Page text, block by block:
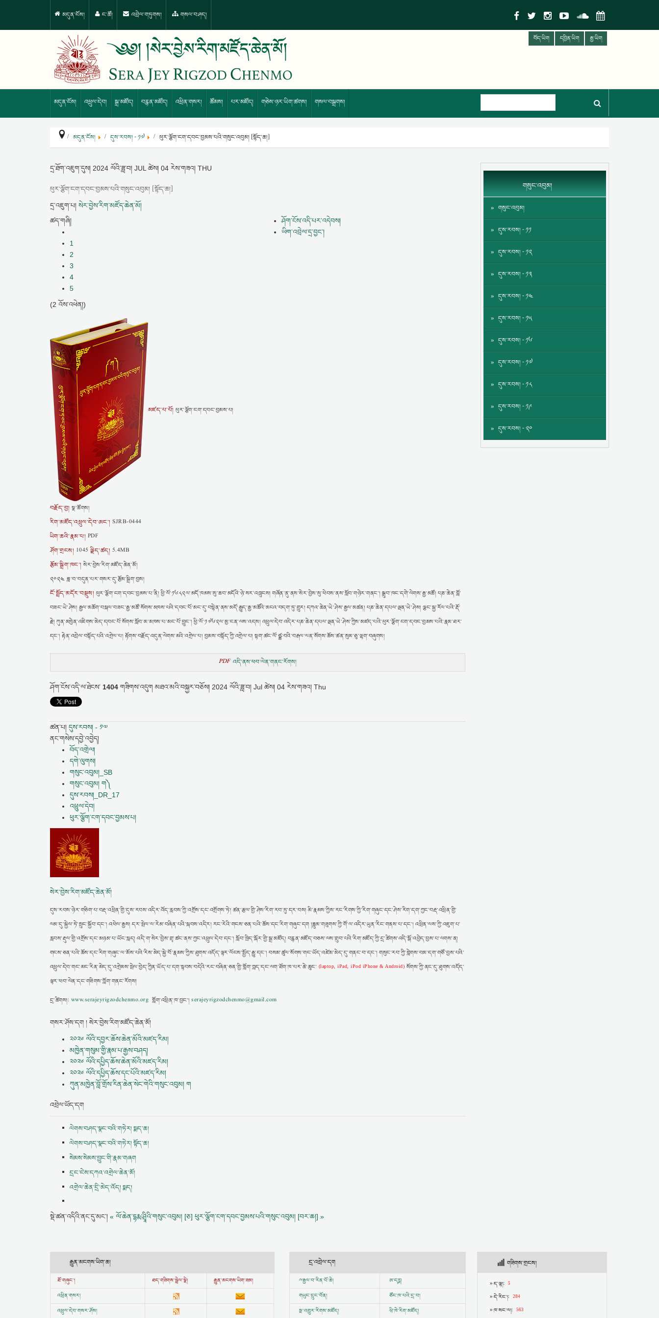
མདུན་ངོས། ང་ཚོ། འབྲེལ་གཏུགས། གསལ་བཤད།
བོད་ཡིག དབྱིན་ཡིག རྒྱ་ཡིག
མདུན་ངོས། འཕྲུལ་དེབ། སྒྲ་མཛོད། བརྙན་མཛོད། འཕྲིན་གསར། ཚོམས། པར་མཛོད། གཅེས་ཉར་ཡིག་ཚགས། གསལ་བསྒྲགས།
མདུན་ངོས། དུས་རབས། - ༡༧ ཕུར་ལྕོག་ངག་དབང་བྱམས་པའི་གསུང་འབུམ། [སྟོད་ཆ།]
དྲ་ཐོག་འཇུག་དུས། 2024 ལོའི་ཟླ་བ། JUL ཚེས། 04 རེས་གཟའ། THU
ཕུར་ལྕོག་ངག་དབང་བྱམས་པའི་གསུང་འབུམ། [སྟོད་ཆ།]
དྲ་འཇུག་པ། སེར་བྱེས་རིག་མཛོད་ཆེན་མོ།
ཤོག་ངོས་འདི་པར་འདེབས།
ཡིག་འབྲེལ་དྲ་བྱང་།
ཚད་གཞི།
1
2
3
4
5
(2 འོས་འཕེན།)
མཛད་པ་པོ།ཕུར་ལྕོག་ངག་དབང་བྱམས་པ།
བརྗོད་བྱ། སྣ་ཚོགས།
རིག་མཛོད་འཕྲུལ་དེབ་ཨང་། SJRB-0444
ཡིག་ཆའི་རྣམ་པ། PDF
ཤོག་གྲངས། 1045ལྗིད་ཚད། 5.4MB
རྩོམ་སྒྲིག་ཁང་། སེར་བྱེས་རིག་མཛོད་ཆེན་མོ།
༢༠༢༤ ཟླ་བ་བདུན་པར་གསར་དུ་རྩོམ་སྒྲིག་བྱས།
ངོ་སྤྲོད་མདོར་བསྡུས། ཕུར་ལྕོག་ངག་དབང་བྱམས་པ་ནི། ཕྱི་ལོ་༡༦༨༢ལ་མདོ་ཁམས་སུ་ཆབ་མདོའི་ཉེ་སར་འཁྲུངས། གཞོན་ནུ་ནས་སེར་བྱེས་སུ་ཕེབས་ནས་སློབ་གཉེར་གནང་། སྒྲུབ་ཁང་དགེ་ལེགས་རྒྱ་མཚོ། པཎ་ཆེན་བློ་
བཟང་ཡེ་ཤེས། རྒྱལ་མཆོག་བསྐལ་བཟང་རྒྱ་མཚོ་སོགས་མཁས་པའི་དབང་པོ་མང་དུ་བསྟེན་ནས་མདོ་རྒྱུད་རྒྱ་མཚོའི་མངའ་བདག་ཏུ་གྱུར། དཀའ་ཆེན་ཡེ་ཤེས་རྒྱལ་མཚན། པཎ་ཆེན་དཔལ་ལྡན་ཡེ་ཤེས། ལྕང་སྐྱ་རོལ་པའི་རྡོ་
རྗེ། ཀུན་མཁྱེན་འཇིགས་མེད་དབང་པོ་སོགས་སློབ་མ་མཁས་པ་མང་པོ་བྱུང་། ཕྱི་ལོ་༡༧༦༢ལ་མྱ་ངན་ལས་འདས། འཕྲུལ་དེབ་འདིར་པཎ་ཆེན་དཔལ་ལྡན་ཡེ་ཤེས་ཀྱིས་མཛད་པའི་ཕུར་ལྕོག་ངག་དབང་བྱམས་པའི་རྣམ་ཐར་
དང་། རྟེན་འབྲེལ་བསྟོད་པའི་འགྲེལ་པ། རྟོགས་བརྗོད་འདུན་ལེགས་མའི་འགྲེལ་པ། བྱམས་བསྟོད་ཀྱི་འགྲེལ་པ། སྟག་ཚང་ལོ་ཙྪ་བའི་བརྒལ་ལན་སོགས་ཆོས་ཚན་སུམ་ཅུ་ལྷག་བཞུགས།
PDF འདི་ནས་ཕབ་ལེན་གནང་རོགས།
ཤོག་ངོས་འདི་ལ་ཐེངས་ 1404 གཟིགས་འདུག མཐའ་མའི་བསྐྱར་བཅོས། 2024 ལོའི་ཟླ་བ། Jul ཚེས། 04 རེས་གཟའ། Thu
ཚན་པ། དུས་རབས། - ༡༧
ནང་གསེས་དབྱེ་འབྱེད།
བོད་འགྲེལ།
དགེ་ལུགས།
གསུང་འབུམ།_SB
གསུང་འབུམ། ག༽
དུས་རབས།_DR_17
འཕྲུལ་དེབ།
ཕུར་ལྕོག་ངག་དབང་བྱམས་པ།
སེར་བྱེས་རིག་མཛོད་ཆེན་མོ།
དུས་རབས་ཉེར་གཅིག་པ་བརྡ་འཕྲིན་གྱི་དུས་རབས་འདིར་འོད་རླབས་ཀྱི་འགྲོས་དང་འགྲོགས་ཏེ། ཚན་རྩལ་གྱི་ཤེས་རིག་རབ་ཏུ་དར་བས། མི་རྣམས་ཀྱིས་རང་རིགས་ཀྱི་རིག་གཞུང་དང་ཤེས་རིག་དག་ཀྱང་བརྡ་འཕྲིན་གྱི་
ལམ་དུ་སྐྱེལ་ཏེ་སྲུང་སྐྱོབ་དང་། འཕེལ་རྒྱས། དར་སྤེལ་ལ་རེམ་བཞིན་པའི་སྐབས་འདིར། རང་རེའི་གངས་ཅན་པའི་ཆོས་དང་རིག་གཞུང་དག །ཟླུམ་གཟུགས་ཀྱི་གོ་ལ་འདིར་ཡུན་རིང་གནས་པ་དང་། འཕྲིན་ལས་ཀྱི་འཇུག་པ་
རླབས་རྡུལ་གྱི་འགྲོས་དང་མཉམ་པ་ཡོང་སླད། འདི་ག་སེར་བྱེས་གྲྭ་ཚང་ནས་ཀྱང་འཕྲུལ་དེབ་དང་། སློབ་ཁྲིད་སྐོར་གྱི་སྒྲ་མཛོད། བརྙན་མཛོད་བཅས་ལས་གྲུབ་པའི་རིག་མཛོད་ཀྱི་དྲ་ཚིགས་འདི་སྒོ་འབྱེད་བྱས་པ་ལགས་ན།
གངས་ཅན་པའི་ཆོས་དང་རིག་གཞུང་ལ་མོས་པའི་རིས་མེད་སྐྱེ་བོ་རྣམས་ཀྱིས་ཐུགས་འདོད་ལྟར་ལོངས་སྤྱོད་རྒྱུ་དང་། བསམ་ཚུལ་སོགས་གང་ཡོད་འཛེམ་མེད་དུ་གནང་བ་དང་། གསུང་རབ་ཀྱི་གླེགས་བམ་དག་གཙོ་བྱས་པའི་
འཕྲུལ་དེབ་གང་མང་རིན་མེད་དུ་འགྲེམས་སྤེལ་བྱེད་ཀྱིན་ཡོད་པ་དག་སྟབས་བདེའི་རང་བཞིན་ཅན་གྱི་གློག་ཀླད་དང་ལག་ཐོག་ཁ་པར་ཆེ་ཆུང་ (laptop, iPad, iPod iPhone & Android) སོགས་ཀྱི་ནང་དུ་ཐུགས་འདོད་
ལྟར་ཕབ་ལེན་དང་གཟིགས་ཀློག་གནང་རོགས།
དྲ་ཚིགས།: www.serajeyrigzodchenmo.org གློག་འཕྲིན་ཁ་བྱང་།serajeyrigzodchenmo@gmail.com
གསར་ཤོས་དག ། སེར་བྱེས་རིག་མཛོད་ཆེན་མོ།
༢༠༢༦ ལོའི་དབྱར་ཆོས་ཆེན་མོའི་མཛད་རིམ།
མཁྱེན་གསུམ་གྱི་རྣམ་པ་རྒྱས་བཤད།
༢༠༢༦ ལོའི་དཔྱིད་ཆོས་ཆེན་མོའི་མཛད་རིམ།
༢༠༢༦ ལོའི་དཔྱིད་ཆོས་དང་པོའི་མཛད་རིམ།
ཀུན་མཁྱེན་བློ་གྲོས་རིན་ཆེན་སེང་གེའི་གསུང་འབུམ། ག
འབྲེལ་ཡོད་དག
ལེགས་བཤད་སྣང་བའི་གཏེར། སྨད་ཆ།
ལེགས་བཤད་སྣང་བའི་གཏེར། སྟོད་ཆ།
སེམས་སེམས་བྱུང་གི་རྣམ་གཞག
དྲང་ངེས་དཀའ་འགྲེལ་ཆེན་མོ།
འགྲེལ་ཆེན་དྲི་མེད་འོད། སྨད།
སྡེ་ཚན་འདིའི་ནང་དུ་མང་། « ལོ་ཆེན་དྷརྨ་ཤྲཱིའི་གསུང་འབུམ། [ཅ] ཕུར་ལྕོག་ངག་དབང་བྱམས་པའི་གསུང་འབུམ། [བར་ཆ།] »
གསུང་འབུམ།
གསུང་འབུམ།
དུས་རབས། - ༡༡
དུས་རབས། - ༡༢
དུས་རབས། - ༡༣
དུས་རབས། - ༡༤
དུས་རབས། - ༡༥
དུས་རབས། - ༡༦
དུས་རབས། - ༡༧
དུས་རབས། - ༡༨
དུས་རབས། - ༡༩
དུས་རབས། - ༢༠
རྒྱུན་མངགས་ཡིག་ཆ།
ཐོ་གཞུང་། ཐད་གཟིགས་སྦྲེལ་སྣེ།
རྒྱུན་མངགས་ཡིག་ཟམ།
འཕྲིན་གསར།
འཕྲུལ་དེབ་གསར་ཤོས།
དྲ་འབྲེལ་དག
ྋརྒྱལ་བ་རིན་པོ་ཆེ།
ཨ་དཪྴ།
གཡུང་དྲུང་བོན།
ཙོང་ཁ་པའི་དྲ་བ།
སྔ་འགྱུར་རིགས་མཛོད།
ཝི་ཁེ་རིག་མཛོད།